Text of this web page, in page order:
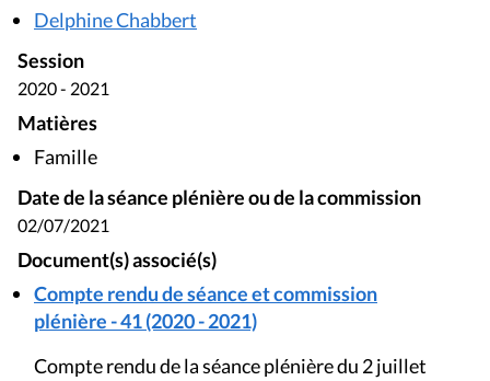
Delphine Chabbert
Session
2020 - 2021
Matières
Famille
Date de la séance plénière ou de la commission
02/07/2021
Document(s) associé(s)
Compte rendu de séance et commission
plénière - 41 (2020 - 2021)
Compte rendu de la séance plénière du 2 juillet